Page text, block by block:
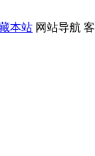
本站 网站导航